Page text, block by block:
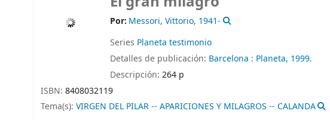
Por: Messori, Vittorio, 1941-
Series Planeta testimonio
Detalles de publicación: Barcelona : Planeta, 1999.
Descripción: 264 p
ISBN: 8408032119
Tema(s): VIRGEN DEL PILAR -- APARICIONES Y MILAGROS -- CALANDA